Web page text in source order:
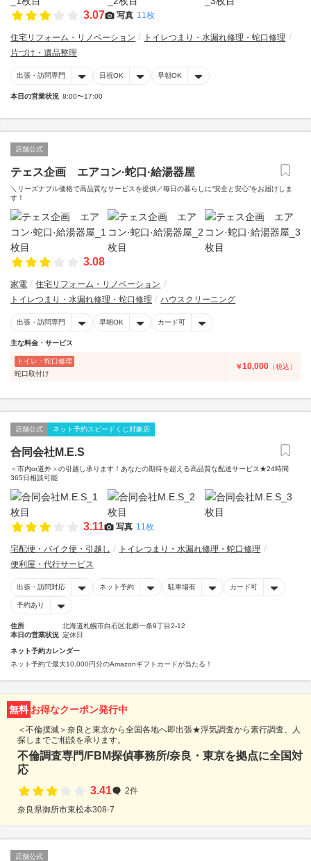
3.07 写真 11枚
住宅リフォーム・リノベーション
トイレつまり・水漏れ修理・蛇口修理
片づけ・遺品整理
出張・訪問専門 日祝OK 早朝OK
本日の営業状況 8:00〜17:00
店舗公式
テェス企画 エアコン·蛇口·給湯器屋
＼リーズナブル価格で高品質なサービスを提供／毎日の暮らしに“安全と安心”をお届けしま
す！
3.08
家電
住宅リフォーム・リノベーション
トイレつまり・水漏れ修理・蛇口修理
ハウスクリーニング
出張・訪問専門 早朝OK カード可
主な料金・サービス
トイレ・蛇口修理
蛇口取付け
￥10,000 （税込）
店舗公式 ネット予約スピードくじ対象店
合同会社M.E.S
＜市内or道外＞の引越し承ります！あなたの期待を超える高品質な配送サービス★24時間
365日相談可能
3.11 写真 11枚
宅配便・バイク便・引越し
トイレつまり・水漏れ修理・蛇口修理
便利屋・代行サービス
出張・訪問対応 ネット予約 駐車場有 カード可
予約あり
住所
北海道札幌市白石区北郷一条9丁目2-12
本日の営業状況 定休日
ネット予約カレンダー
ネット予約で最大10,000円分のAmazonギフトカードが当たる！
無料 お得なクーポン発行中
＜不倫撲滅＞奈良と東京から全国各地へ即出張★浮気調査から素行調査、人
探しまでご相談を承ります。
不倫調査専門/FBM探偵事務所/奈良・東京を拠点に全国対
応
3.41
2件
奈良県御所市東松本308-7
店舗公式